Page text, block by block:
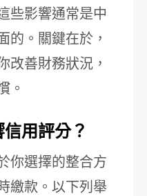
些影響通常是中
的。關鍵在於，
改善財務狀況，
。
用評分？
你選擇的整合方
繳款。以下列舉